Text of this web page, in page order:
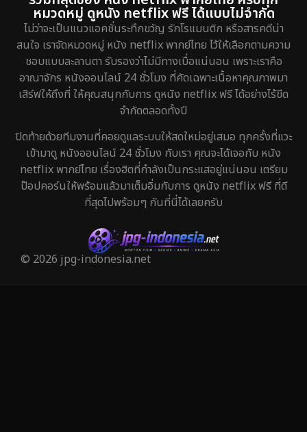
หมวดหมู่ ดูหนัง netflix ฟรี ได้แบบไม่จำกัด
ไม่ว่าจะเป็นแนวแอคชั่นระทึกขวัญ รักโรแมนติก หรือสารคดีน่า
สนใจ เราจัดหมวดหมู่ หนัง netflix พากย์ไทย ไว้ให้เลือกตามความ
ชอบแบบละลานตา รับรองว่าไม่มีทางเบื่อแน่นอน เพราะเราคือ
อาณาจักร หนังออนไลน์ 24 ชั่วโมง ที่คัดเฉพาะเนื้อหาคุณภาพมา
เสิร์ฟให้ถึงที่ ให้คุณสนุกกับการ ดูหนัง netflix ฟรี ได้อย่างไร้ขีด
จำกัดตลอดทั้งปี
ปิดท้ายด้วยทีมงานที่คอยดูแลระบบให้สดใหม่อยู่เสมอ ทุกครั้งที่แวะ
เข้ามาดู หนังออนไลน์ 24 ชั่วโมง กับเรา คุณจะได้เจอกับ หนัง
netflix พากย์ไทย เรื่องฮิตที่กำลังเป็นกระแสอยู่แน่นอน เตรียม
ป๊อปคอร์นให้พร้อมแล้วมาเต็มอิ่มกับการ ดูหนัง netflix ฟรี ที่ดี
ที่สุดไปพร้อมๆ กันที่นี่ได้เลยครับ
© 2026 jpg-indonesia.net